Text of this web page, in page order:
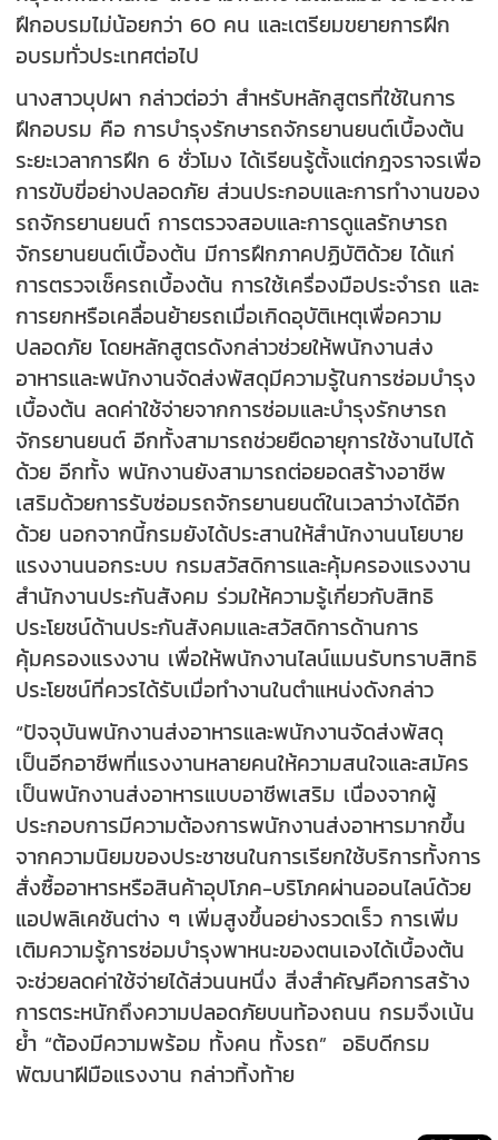
ฝึกอบรมไม่น้อยกว่า 60 คน และเตรียมขยายการฝึก
อบรมทั่วประเทศต่อไป
นางสาวบุปผา กล่าวต่อว่า สำหรับหลักสูตรที่ใช้ในการ
ฝึกอบรม คือ การบำรุงรักษารถจักรยานยนต์เบื้องต้น
ระยะเวลาการฝึก 6 ชั่วโมง ได้เรียนรู้ตั้งแต่กฎจราจรเพื่อ
การขับขี่อย่างปลอดภัย ส่วนประกอบและการทำงานของ
รถจักรยานยนต์ การตรวจสอบและการดูแลรักษารถ
จักรยานยนต์เบื้องต้น มีการฝึกภาคปฏิบัติด้วย ได้แก่
การตรวจเช็ครถเบื้องต้น การใช้เครื่องมือประจำรถ และ
การยกหรือเคลื่อนย้ายรถเมื่อเกิดอุบัติเหตุเพื่อความ
ปลอดภัย โดยหลักสูตรดังกล่าวช่วยให้พนักงานส่ง
อาหารและพนักงานจัดส่งพัสดุมีความรู้ในการซ่อมบำรุง
เบื้องต้น ลดค่าใช้จ่ายจากการซ่อมและบำรุงรักษารถ
จักรยานยนต์ อีกทั้งสามารถช่วยยืดอายุการใช้งานไปได้
ด้วย อีกทั้ง พนักงานยังสามารถต่อยอดสร้างอาชีพ
เสริมด้วยการรับซ่อมรถจักรยานยนต์ในเวลาว่างได้อีก
ด้วย นอกจากนี้กรมยังได้ประสานให้สำนักงานนโยบาย
แรงงานนอกระบบ กรมสวัสดิการและคุ้มครองแรงงาน
สำนักงานประกันสังคม ร่วมให้ความรู้เกี่ยวกับสิทธิ
ประโยชน์ด้านประกันสังคมและสวัสดิการด้านการ
คุ้มครองแรงงาน เพื่อให้พนักงานไลน์แมนรับทราบสิทธิ
ประโยชน์ที่ควรได้รับเมื่อทำงานในตำแหน่งดังกล่าว
“ปัจจุบันพนักงานส่งอาหารและพนักงานจัดส่งพัสดุ
เป็นอีกอาชีพที่แรงงานหลายคนให้ความสนใจและสมัคร
เป็นพนักงานส่งอาหารแบบอาชีพเสริม เนื่องจากผู้
ประกอบการมีความต้องการพนักงานส่งอาหารมากขึ้น
จากความนิยมของประชาชนในการเรียกใช้บริการทั้งการ
สั่งซื้ออาหารหรือสินค้าอุปโภค-บริโภคผ่านออนไลน์ด้วย
แอปพลิเคชันต่าง ๆ เพิ่มสูงขึ้นอย่างรวดเร็ว การเพิ่ม
เติมความรู้การซ่อมบำรุงพาหนะของตนเองได้เบื้องต้น
จะช่วยลดค่าใช้จ่ายได้ส่วนนหนึ่ง สิ่งสำคัญคือการสร้าง
การตระหนักถึงความปลอดภัยบนท้องถนน กรมจึงเน้น
ย้ำ “ต้องมีความพร้อม ทั้งคน ทั้งรถ” อธิบดีกรม
พัฒนาฝีมือแรงงาน กล่าวทิ้งท้าย